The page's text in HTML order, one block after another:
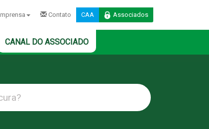
Contato CAA Associados
CANAL DO ASSOCIADO